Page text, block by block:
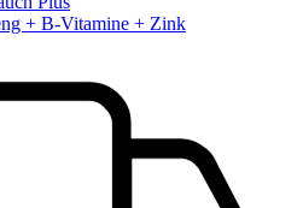
+ B-Vitamine + Zink